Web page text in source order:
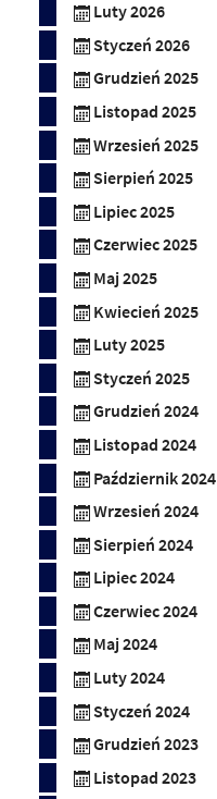
Luty 2026
Styczeń 2026
Grudzień 2025
Listopad 2025
Wrzesień 2025
Sierpień 2025
Lipiec 2025
Czerwiec 2025
Maj 2025
Kwiecień 2025
Luty 2025
Styczeń 2025
Grudzień 2024
Listopad 2024
Październik 2024
Wrzesień 2024
Sierpień 2024
Lipiec 2024
Czerwiec 2024
Maj 2024
Luty 2024
Styczeń 2024
Grudzień 2023
Listopad 2023